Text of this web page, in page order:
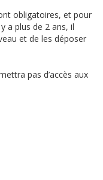
obligatoires, et pour
a plus de 2 ans, il
et de les déposer
pas d’accès aux